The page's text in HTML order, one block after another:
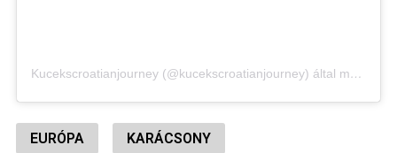
Kucekscroatianjourney (@kucekscroatianjourney) által megosztott bejegyzés
EURÓPA KARÁCSONY